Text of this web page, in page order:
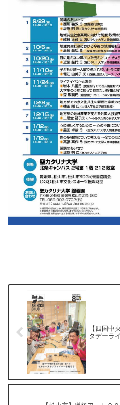
【四国中
タデーラ